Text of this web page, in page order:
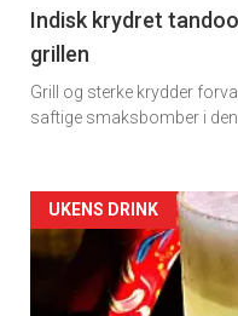
11
Indisk krydret
grillen
Grill og sterke krydder
saftige smaksbomber i
Artikler
detail
UKENS DRINK